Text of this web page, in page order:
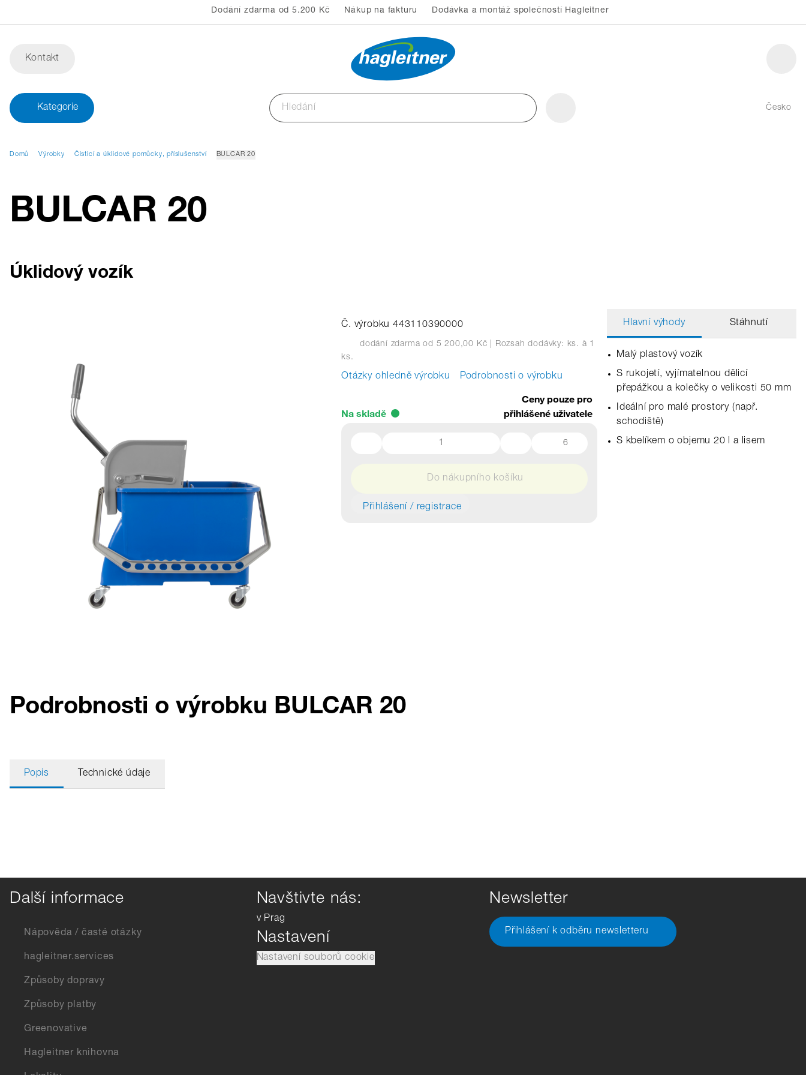
Dodání zdarma od 5.200 Kč Nákup na fakturu Dodávka a montáž společností Hagleitner
Kontakt
Kategorie Česko
Domů Výrobky Čisticí a úklidové pomůcky, příslušenství BULCAR 20
BULCAR 20
Úklidový vozík
Č. výrobku 443110390000
dodání zdarma od 5 200,00 Kč | Rozsah dodávky: ks. à 1
ks.
Otázky ohledně výrobku Podrobnosti o výrobku
Na skladě
Ceny pouze pro
přihlášené uživatele
6
Do nákupního košíku
Přihlášení / registrace
Hlavní výhody Stáhnutí
Malý plastový vozík
S rukojetí, vyjímatelnou dělicí
přepážkou a kolečky o velikosti 50 mm
Ideální pro malé prostory (např.
schodiště)
S kbelíkem o objemu 20 l a lisem
Podrobnosti o výrobku BULCAR 20
Popis Technické údaje
Další informace
Nápověda / časté otázky
hagleitner.services
Způsoby dopravy
Způsoby platby
Greenovative
Hagleitner knihovna
Navštivte nás:
v Prag
Nastavení
Nastavení souborů cookie
Newsletter
Přihlášení k odběru newsletteru